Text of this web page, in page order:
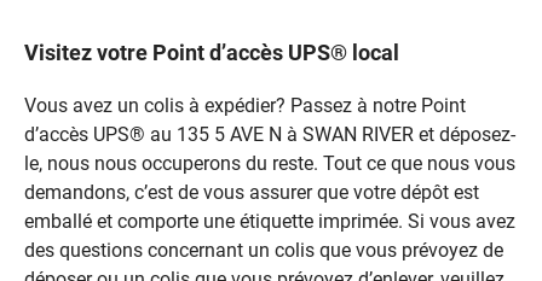
Visitez votre Point d’accès UPS® local
Vous avez un colis à expédier? Passez à notre Point
d’accès UPS® au 135 5 AVE N à SWAN RIVER et déposez-
le, nous nous occuperons du reste. Tout ce que nous vous
demandons, c’est de vous assurer que votre dépôt est
emballé et comporte une étiquette imprimée. Si vous avez
des questions concernant un colis que vous prévoyez de